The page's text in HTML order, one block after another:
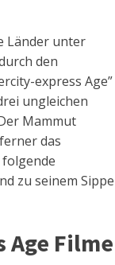
Länder unter
den
express Age”
ungleichen
Mammut
das
zu seinem Sippe
Filme